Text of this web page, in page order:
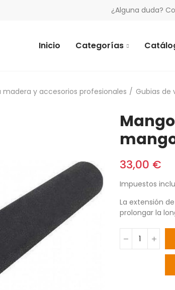
¿Alguna duda?
Inicio Categorías
madera y accesorios profesionales Gubias de
33,00 €
Impuestos
La extensión
prolongar la